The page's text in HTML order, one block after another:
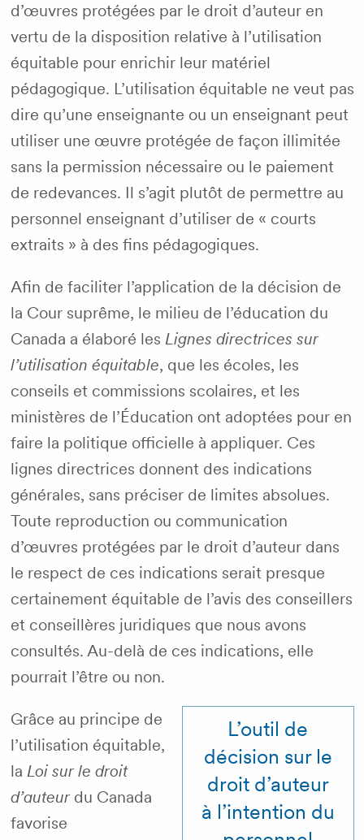
d’œuvres protégées par le droit d’auteur en
vertu de la disposition relative à l’utilisation
équitable pour enrichir leur matériel
pédagogique. L’utilisation équitable ne veut pas
dire qu’une enseignante ou un enseignant peut
utiliser une œuvre protégée de façon illimitée
sans la permission nécessaire ou le paiement
de redevances. Il s’agit plutôt de permettre au
personnel enseignant d’utiliser de « courts
extraits » à des fins pédagogiques.
Afin de faciliter l’application de la décision de
la Cour suprême, le milieu de l’éducation du
Canada a élaboré les Lignes directrices sur
l’utilisation équitable, que les écoles, les
conseils et commissions scolaires, et les
ministères de l’Éducation ont adoptées pour en
faire la politique officielle à appliquer. Ces
lignes directrices donnent des indications
générales, sans préciser de limites absolues.
Toute reproduction ou communication
d’œuvres protégées par le droit d’auteur dans
le respect de ces indications serait presque
certainement équitable de l’avis des conseillers
et conseillères juridiques que nous avons
consultés. Au-delà de ces indications, elle
pourrait l’être ou non.
L’outil de
décision sur le
droit d’auteur
à l’intention du
Grâce au principe de
l’utilisation équitable,
la Loi sur le droit
d’auteurdu Canada
favorise